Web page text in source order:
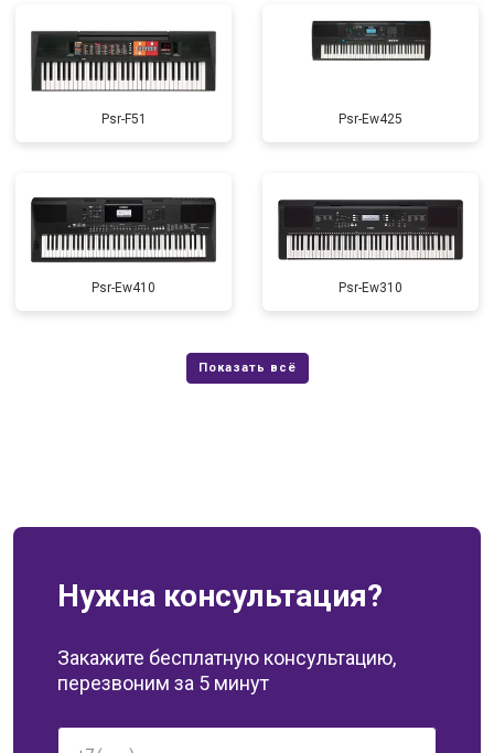
Psr-F51 Psr-Ew425
Psr-Ew410 Psr-Ew310
Нужна консультация?
Закажите бесплатную консультацию,
перезвоним за 5 минут